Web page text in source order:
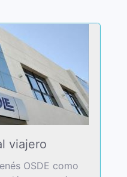
viajero
OSDE como